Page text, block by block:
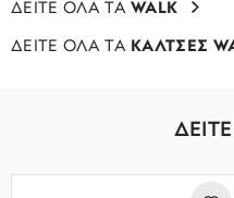
ΔΕΙΤΕ ΟΛΑ ΤΑWALK
ΔΕΙΤΕ ΟΛΑ ΤΑ ΚΑΛΤΣΕΣ